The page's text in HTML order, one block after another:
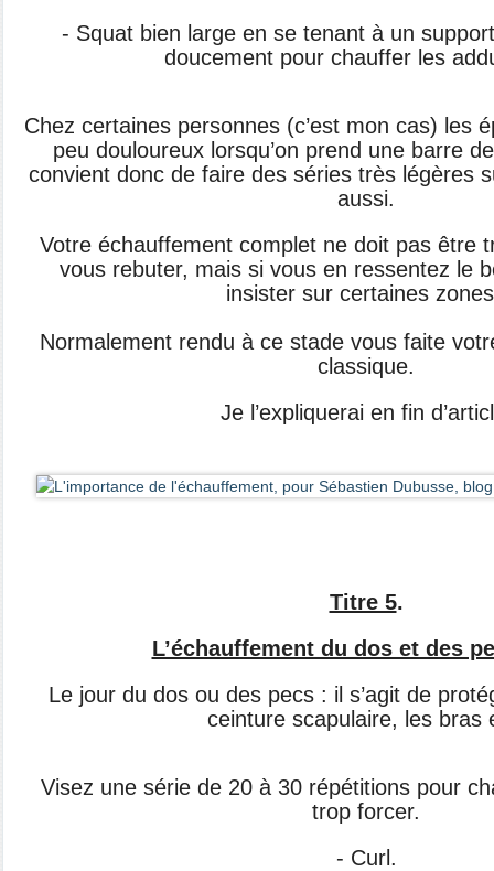
- Squat bien large en se tenant à un
doucement pour chauffer les
Chez certaines personnes (c’est mon cas) les
peu douloureux lorsqu’on prend une barre
convient donc de faire des séries très légères
aussi.
Votre échauffement complet ne doit pas être
vous rebuter, mais si vous en ressentez le
insister sur certaines
Normalement rendu à ce stade vous faite
classique.
Je l’expliquerai en fin
Titre 5.
L’échauffement du dos et des
Le jour du dos ou des pecs : il s’agit de
ceinture scapulaire, les bras
Visez une série de 20 à 30 répétitions pour
trop forcer.
- Curl.